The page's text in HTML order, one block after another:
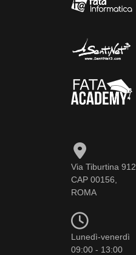
Via Tiburtina 912,
CAP 00156,
ROMA
Lunedì-venerdì
09:00 - 13:00